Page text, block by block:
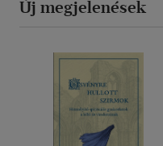
Új megjelenések